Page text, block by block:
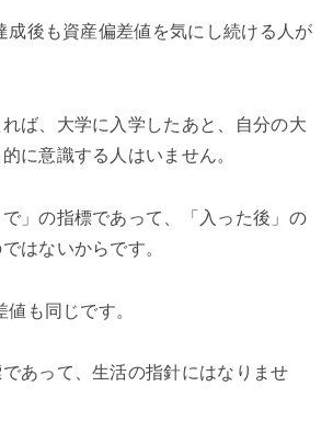
成後も資産偏差値を気にし続ける人が
ば、大学に入学したあと、自分の大
に意識する人はいません。
」の指標であって、「入った後」の
はないからです。
も同じです。
あって、生活の指針にはなりませ